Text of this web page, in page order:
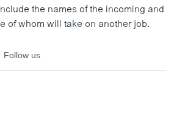
the names of the incoming and
of whom will take on another job.
Follow us